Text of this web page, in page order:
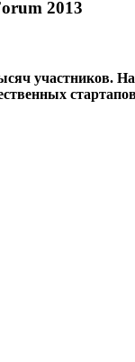
2013
участников.